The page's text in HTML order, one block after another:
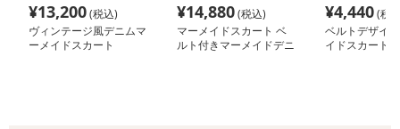
¥13,200(税込)
ヴィンテージ風デニムマ
ーメイドスカート
¥14,880(税込)
マーメイドスカート ベ
ルト付きマーメイドデニ
¥4,440(税
ベルトデザイ
イドスカート